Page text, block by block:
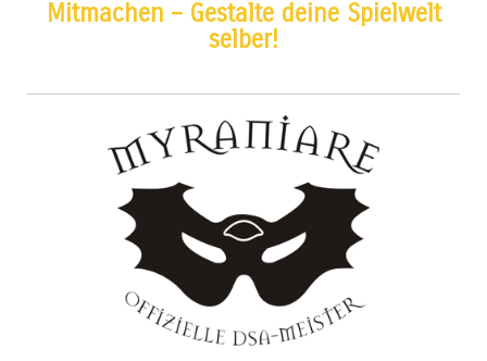
Mitmachen – Gestalte deine Spielwelt
selber!